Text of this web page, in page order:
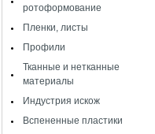
ротоформование
Пленки, листы
Профили
Тканные и нетканные
материалы
Индустрия искож
Вспененные пластики